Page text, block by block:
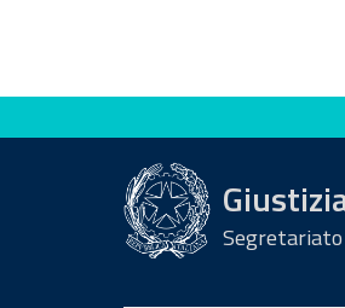
Valuta questo sito